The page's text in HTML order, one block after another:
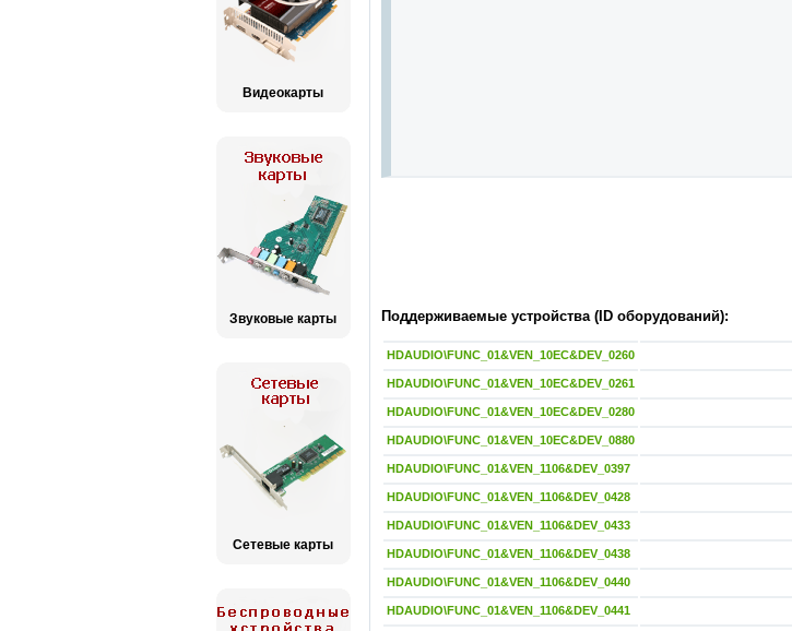
Видеокарты
Звуковые карты
Сетевые карты
Поддерживаемые устройства (ID оборудований):
HDAUDIO\FUNC_01&VEN_10EC&DEV_0260
HDAUDIO\FUNC_01&VEN_10EC&DEV_0261
HDAUDIO\FUNC_01&VEN_10EC&DEV_0280
HDAUDIO\FUNC_01&VEN_10EC&DEV_0880
HDAUDIO\FUNC_01&VEN_1106&DEV_0397
HDAUDIO\FUNC_01&VEN_1106&DEV_0428
HDAUDIO\FUNC_01&VEN_1106&DEV_0433
HDAUDIO\FUNC_01&VEN_1106&DEV_0438
HDAUDIO\FUNC_01&VEN_1106&DEV_0440
HDAUDIO\FUNC_01&VEN_1106&DEV_0441